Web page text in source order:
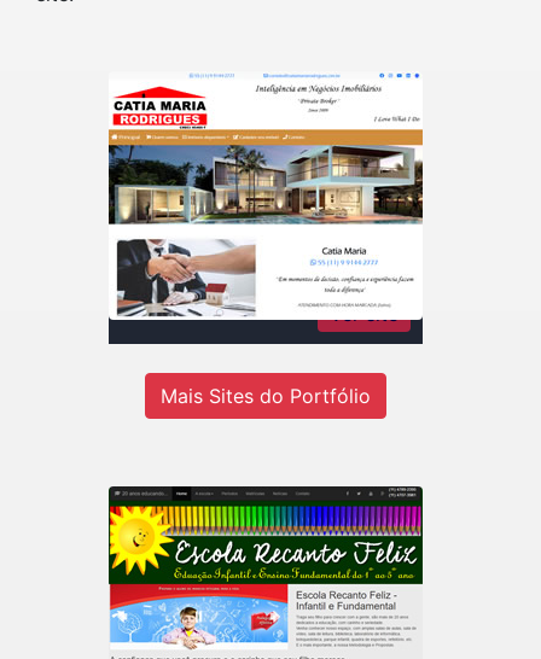
Catia Maria Rodrigues
Imóveis
Consultora de imóveis - Inteligência
em negócios imobiliários
Ver site
Mais Sites do Portfólio
Recanto Escola
Escola de educação infantil do 1º ao
5º ano em Jandira-SP.